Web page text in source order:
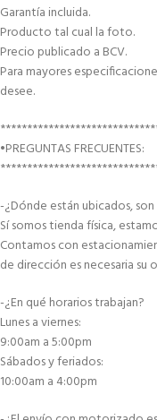
Garantía incluida.
Producto tal cual la foto.
Precio publicado a BCV.
Para mayores
desee.
•PREGUNTAS FRECUENTES:
-¿Dónde están ubicados,
Sí somos tienda física,
Contamos con
de dirección es necesaria su
-¿En qué horarios trabajan?
Lunes a viernes:
9:00am a 5:00pm
Sábados y feriados:
10:00am a 4:00pm